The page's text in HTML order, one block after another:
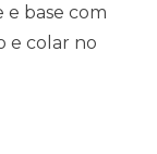
base com
e colar no